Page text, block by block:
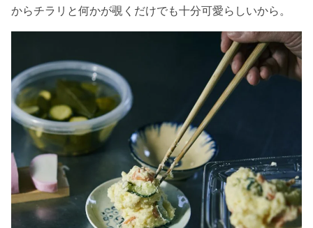
からチラリと何かが覗くだけでも十分可愛らしいから。